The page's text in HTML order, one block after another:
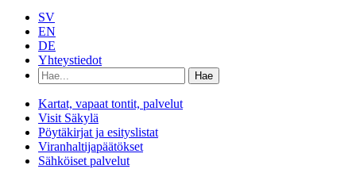
SV
EN
DE
Yhteystiedot
Hae
hakusanalla:
Kartat, vapaat tontit, palvelut
Visit Säkylä
Pöytäkirjat ja esityslistat
Viranhaltijapäätökset
Sähköiset palvelut